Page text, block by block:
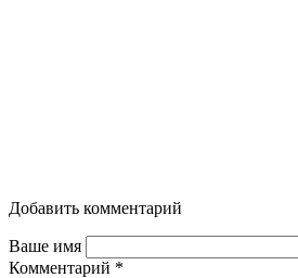
Добавить комментарий
Ваше имя
Комментарий *